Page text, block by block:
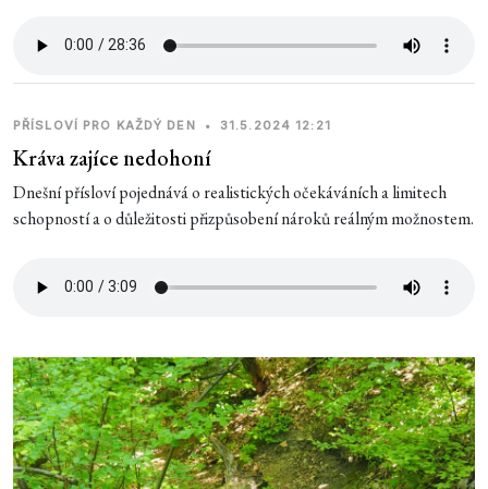
PŘÍSLOVÍ PRO KAŽDÝ DEN • 31.5.2024 12:21
Kráva zajíce nedohoní
Dnešní přísloví pojednává o realistických očekáváních a limitech
schopností a o důležitosti přizpůsobení nároků reálným možnostem.